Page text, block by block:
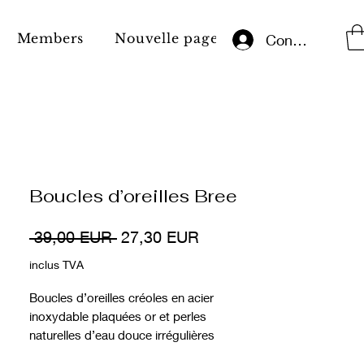
Members Nouvelle page Aviz juridic
Conectează-te
Boucles d’oreilles Bree
39,00 EUR Preț
27,30 EUR
inclus TVA
Boucles d’oreilles créoles en acier
inoxydable plaquées or et perles
naturelles d’eau douce irrégulières